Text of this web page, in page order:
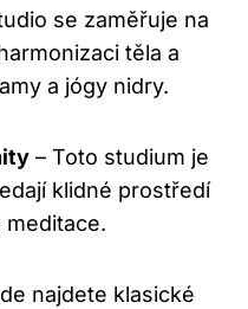
se zaměřuje na
těla a
a jógy nidry.
– Toto studium je
klidné prostředí
meditace.
najdete klasické